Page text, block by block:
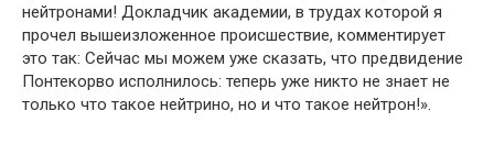
нейтронами! Докладчик академии, в трудах которой я
прочел вышеизложенное происшествие, комментирует
это так: Сейчас мы можем уже сказать, что предвидение
Понтекорво исполни­лось: теперь уже никто не знает не
только что такое нейтрино, но и что такое нейтрон!».